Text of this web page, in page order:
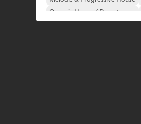
Organic House / Downtempo